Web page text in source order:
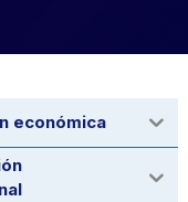
económica